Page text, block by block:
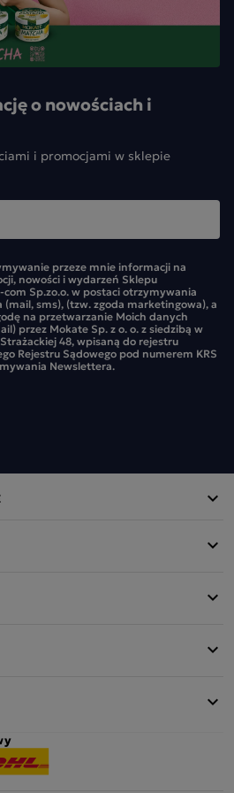
o nowościach i
i promocjami w sklepie
przeze mnie informacji na
nowości i wydarzeń Sklepu
Sp.zo.o. w postaci otrzymywania
sms), (tzw. zgoda marketingowa), a
na przetwarzanie Moich danych
przez Mokate Sp. z o. o. z siedzibą w
48, wpisaną do rejestru
Rejestru Sądowego pod numerem KRS
Newslettera.